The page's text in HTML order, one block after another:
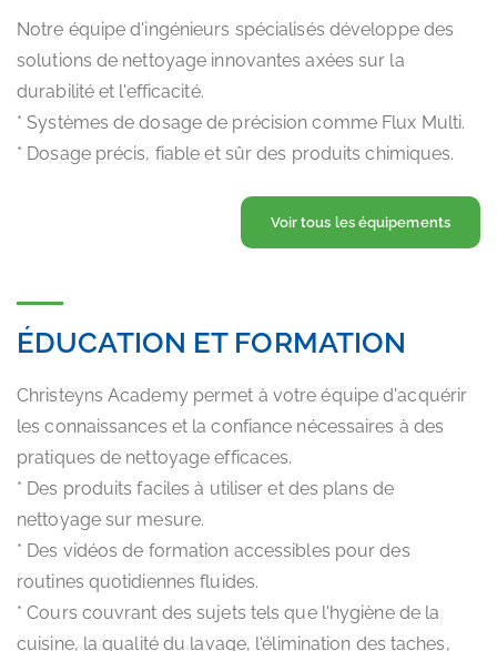
Notre équipe d'ingénieurs spécialisés développe des
solutions de nettoyage innovantes axées sur la
durabilité et l'efficacité.
* Systèmes de dosage de précision comme Flux Multi.
* Dosage précis, fiable et sûr des produits chimiques.
Voir tous les équipements
ÉDUCATION ET FORMATION
Christeyns Academy permet à votre équipe d'acquérir
les connaissances et la confiance nécessaires à des
pratiques de nettoyage efficaces.
* Des produits faciles à utiliser et des plans de
nettoyage sur mesure.
* Des vidéos de formation accessibles pour des
routines quotidiennes fluides.
* Cours couvrant des sujets tels que l'hygiène de la
cuisine, la qualité du lavage, l'élimination des taches,